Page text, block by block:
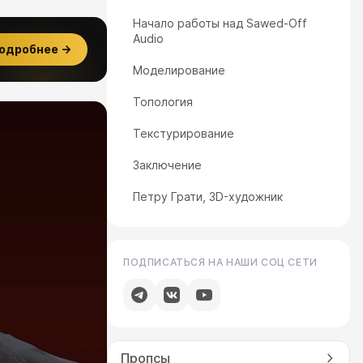
→
Начало работы над Sawed-Off
Audio
Моделирование
Топология
Текстурирование
Заключение
Петру Грати, 3D-художник
ПОДПИСАТЬСЯ НА НАШИ СОЦ СЕТИ
Пропсы